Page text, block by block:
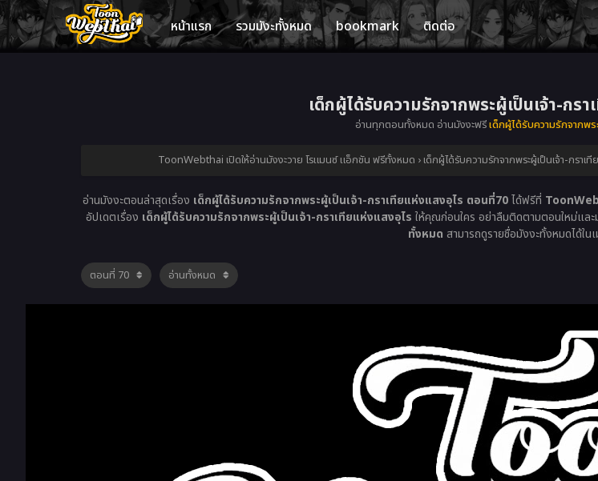
หน้าแรก รวมมังะทั้งหมด bookmark ติดต่อ
เด็กผู้ได้รับความรักจากพระผู้เป็นเจ้า-กร
อ่านทุกตอนทั้งหมด อ่านมังงะฟรีเด็กผู้ได้รับความรักจากพ
ToonWebthai เปิดให้อ่านมังงะวาย โรแมนซ์ แอ็กชัน ฟรีทั้งหมด › เด็กผู้ได้รับความรักจากพระผู้เป็นเจ้า-กราเ
อ่านมังงะตอนล่าสุดเรื่อง เด็กผู้ได้รับความรักจากพระผู้เป็นเจ้า-กราเทียแห่งแสงอุไร ตอนที่70ได้ฟรีที่
อัปเดตเรื่อง เด็กผู้ได้รับความรักจากพระผู้เป็นเจ้า-กราเทียแห่งแสงอุไร ให้คุณก่อนใคร อย่าลืมติดตามตอนใหม่และ
ทั้งหมด สามารถดูรายชื่อมังงะทั้งหมดได้ใ